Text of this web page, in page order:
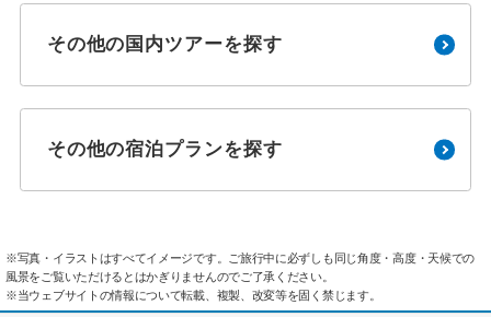
その他の国内ツアーを探す
その他の宿泊プランを探す
※写真・イラストはすべてイメージです。ご旅行中に必ずしも同じ角度・高度・天候での
風景をご覧いただけるとはかぎりませんのでご了承ください。
※当ウェブサイトの情報について転載、複製、改変等を固く禁じます。